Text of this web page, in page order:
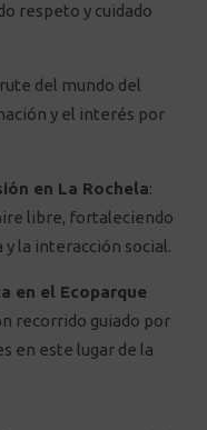
respeto y cuidado
del mundo del
y el interés por
en La Rochela:
libre, fortaleciendo
y la interacción social.
en el Ecoparque
recorrido guiado por
en este lugar de la